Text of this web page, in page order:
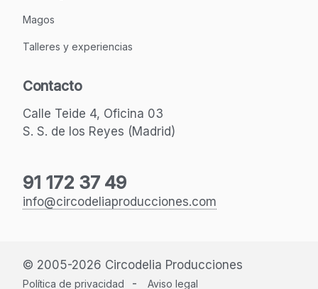
Magos
Talleres y experiencias
Contacto
Calle Teide 4, Oficina 03
S. S. de los Reyes (Madrid)
91 172 37 49
info@circodeliaproducciones.com
© 2005-2026 Circodelia Producciones
Política de privacidad - Aviso legal